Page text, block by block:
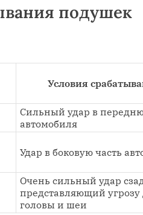
подушек
Условия
Сильный удар в
автомобиля
Удар в боковую часть
Очень сильный удар
представляющий угрозу
головы и шеи